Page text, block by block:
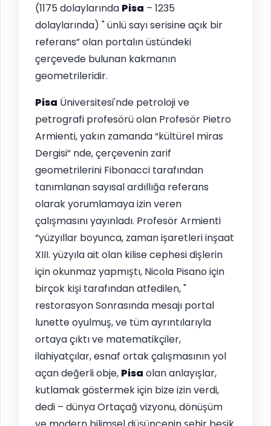
(1175 dolaylarında Pisa – 1235
dolaylarında) " ünlü sayı serisine açık bir
referans” olan portalın üstündeki
çerçevede bulunan kakmanın
geometrileridir.
Pisa Üniversitesi'nde petroloji ve
petrografi profesörü olan Profesör Pietro
Armienti, yakın zamanda “kültürel miras
Dergisi“ nde, çerçevenin zarif
geometrilerini Fibonacci tarafından
tanımlanan sayısal ardıllığa referans
olarak yorumlamaya izin veren
çalışmasını yayınladı. Profesör Armienti
“yüzyıllar boyunca, zaman işaretleri inşaat
XIII. yüzyıla ait olan kilise cephesi dişlerin
için okunmaz yapmıştı, Nicola Pisano için
birçok kişi tarafından atfedilen, "
restorasyon Sonrasında mesajı portal
lunette oyulmuş, ve tüm ayrıntılarıyla
ortaya çıktı ve matematikçiler,
ilahiyatçılar, esnaf ortak çalışmasının yol
açan değerli obje, Pisa olan anlayışlar,
kutlamak göstermek için bize izin verdi,
dedi – dünya Ortaçağ vizyonu, dönüşüm